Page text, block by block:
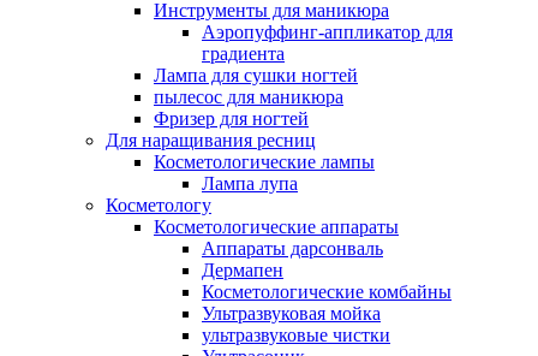
Инструменты для маникюра
Аэропуффинг-аппликатор для
градиента
Лампа для сушки ногтей
пылесос для маникюра
Фризер для ногтей
Для наращивания ресниц
Косметологические лампы
Лампа лупа
Косметологу
Косметологические аппараты
Аппараты дарсонваль
Дермапен
Косметологические комбайны
Ультразвуковая мойка
ультразвуковые чистки